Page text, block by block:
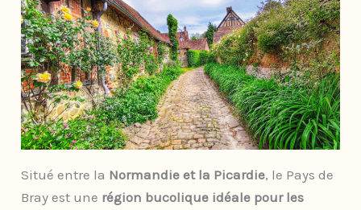
Situé entre la Normandie et la Picardie, le Pays de
Bray est une région bucolique idéale pour les